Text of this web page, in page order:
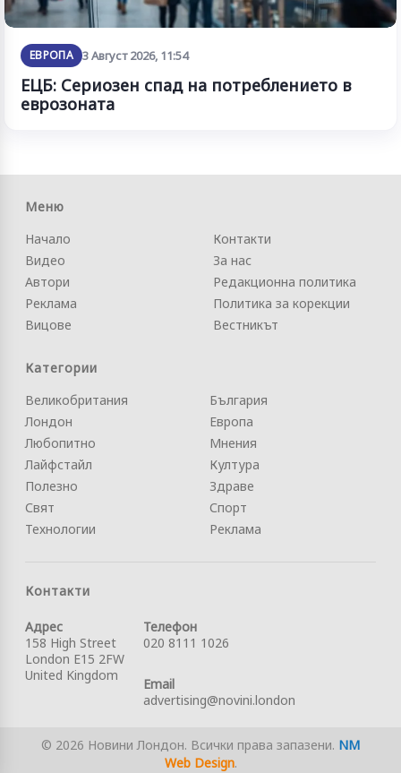
ЕВРОПА 3 Август 2026, 11:54
ЕЦБ: Сериозен спад на потреблението в
еврозоната
Меню
Начало
Видео
Автори
Реклама
Вицове
Контакти
За нас
Редакционна политика
Политика за корекции
Вестникът
Категории
Великобритания
Лондон
Любопитно
Лайфстайл
Полезно
Свят
Технологии
България
Европа
Мнения
Култура
Здраве
Спорт
Реклама
Контакти
Адрес
158 High Street
London E15 2FW
United Kingdom
Телефон
020 8111 1026
Email
advertising@novini.london
© 2026 Новини Лондон. Всички права запазени. NM
Web Design.